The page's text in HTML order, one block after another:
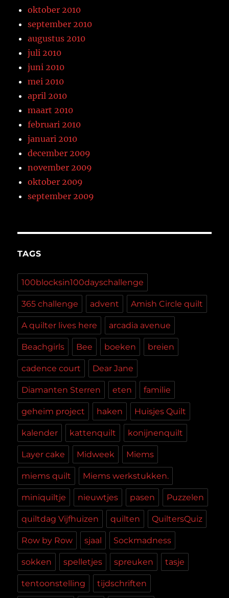
oktober 2010
september 2010
augustus 2010
juli 2010
juni 2010
mei 2010
april 2010
maart 2010
februari 2010
januari 2010
december 2009
november 2009
oktober 2009
september 2009
TAGS
100blocksin100dayschallenge
365 challenge advent Amish Circle quilt
A quilter lives here arcadia avenue
Beachgirls Bee boeken breien
cadence court Dear Jane
Diamanten Sterren eten familie
geheim project haken Huisjes Quilt
kalender kattenquilt konijnenquilt
Layer cake Midweek Miems
miems quilt Miems werkstukken.
miniquiltje nieuwtjes pasen Puzzelen
quiltdag Vijfhuizen quilten QuiltersQuiz
Row by Row sjaal Sockmadness
sokken spelletjes spreuken tasje
tentoonstelling tijdschriften